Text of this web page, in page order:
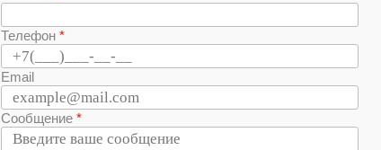
Телефон
Email
Сообщение